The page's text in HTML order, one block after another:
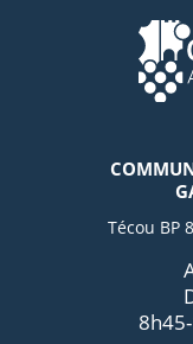
Técou BP